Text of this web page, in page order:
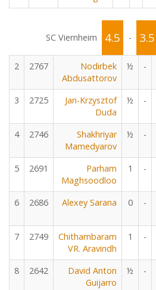
SC Viernheim 4.5 - 3.5
2
2767
Nodirbek
Abdusattorov
½ -
3 2725
Jan-Krzysztof
Duda
½ -
4 2746
Shakhriyar
Mamedyarov
½ -
5 2691
Parham
Maghsoodloo
1 -
6 2686 Alexey Sarana 0 -
7 2749
Chithambaram
VR. Aravindh
1 -
8 2642
David Anton
Guijarro
½ -